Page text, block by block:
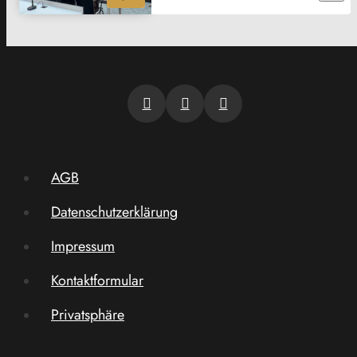
AGB
Datenschutzerklärung
Impressum
Kontaktformular
Privatsphäre